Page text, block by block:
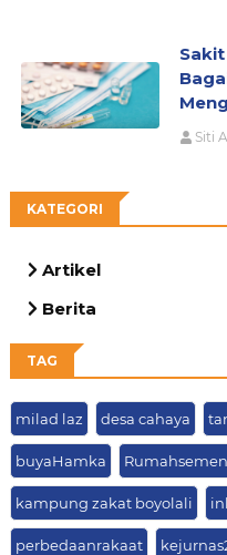
Siti
KATEGORI
Artikel
Berita
TAG
milad laz desa cahaya
buyaHamka
kampung zakat boyolali
perbedaanrakaat